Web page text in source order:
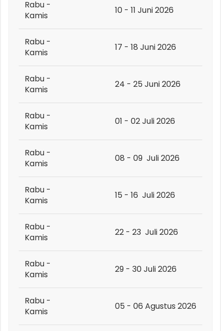
Rabu -
Kamis
10 - 11 Juni 2026
Rabu -
Kamis
17 - 18 Juni 2026
Rabu -
Kamis
24 - 25 Juni 2026
Rabu -
Kamis
01 - 02 Juli 2026
Rabu -
Kamis
08 - 09 Juli 2026
Rabu -
Kamis
15 - 16 Juli 2026
Rabu -
Kamis
22 - 23 Juli 2026
Rabu -
Kamis
29 - 30 Juli 2026
Rabu -
Kamis
05 - 06 Agustus 2026